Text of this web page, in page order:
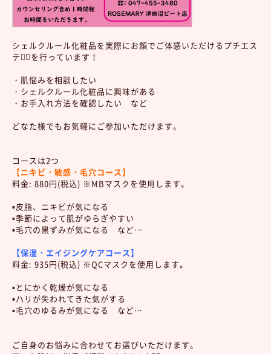
シェルクルール化粧品を実際にお顔でご体感いただけるプチエス
テ💆‍♀️を行っています！
・肌悩みを相談したい
・シェルクルール化粧品に興味がある
・お手入れ方法を確認したい など
どなた様でもお気軽にご参加いただけます。
コースは2つ
【ニキビ・敏感・毛穴コース】
料金: 880円(税込) ※MBマスクを使用します。
▪️皮脂、ニキビが気になる
▪️季節によって肌がゆらぎやすい
▪️毛穴の黒ずみが気になる など…
【保湿・エイジングケアコース】
料金: 935円(税込) ※QCマスクを使用します。
▪️とにかく乾燥が気になる
▪️ハリが失われてきた気がする
▪️毛穴のゆるみが気になる など…
ご自身のお悩みに合わせてお選びいただけます。